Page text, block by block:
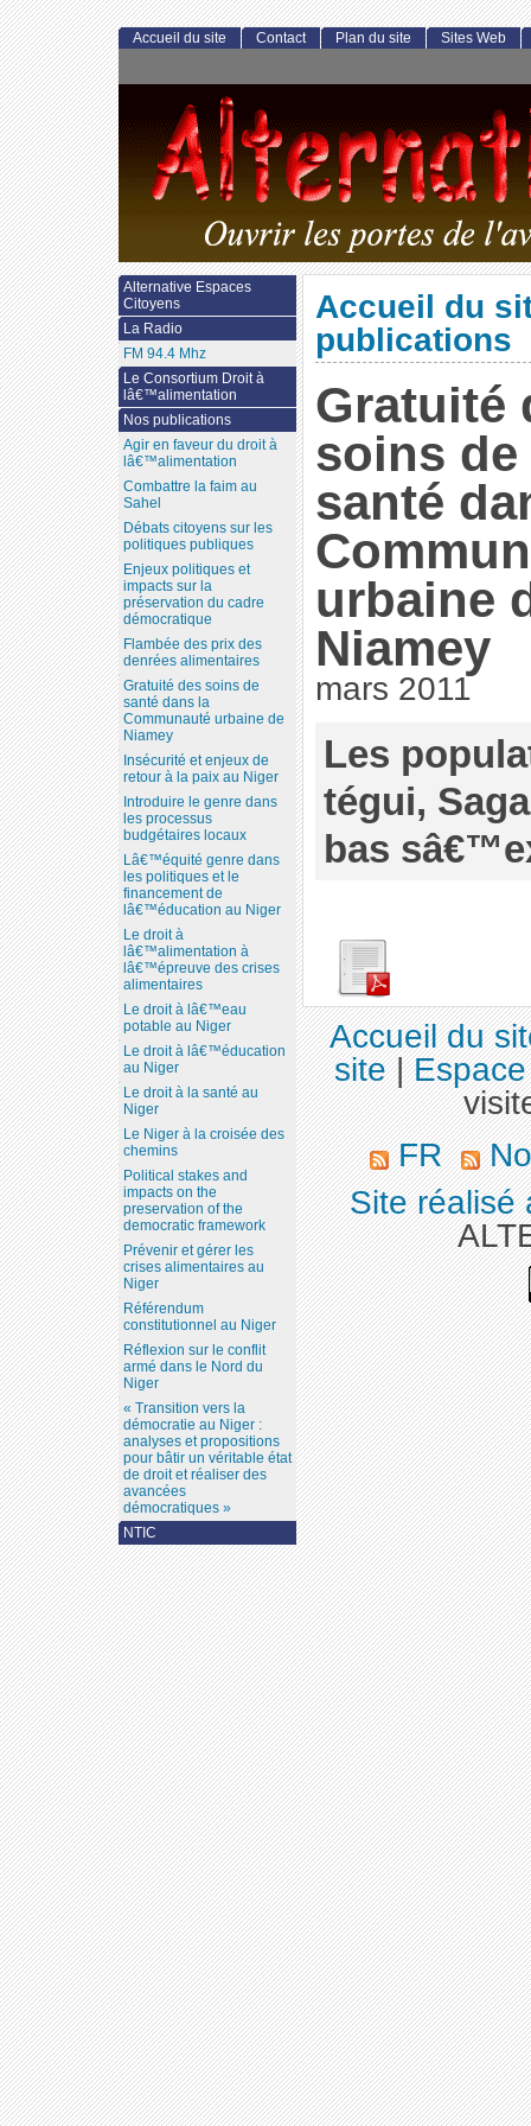
Accueil du
publications
Gratuité
soins de
santé
urbaine
Niamey
mars 2011
Les
tégui,
bas
Accueil du site Contact Plan du site Sites Web
Alternative Espaces
Citoyens
La Radio
FM 94.4 Mhz
Le Consortium Droit à
lâ€™alimentation
Nos publications
Agir en faveur du droit à
lâ€™alimentation
Combattre la faim au
Sahel
Débats citoyens sur les
politiques publiques
Enjeux politiques et
impacts sur la
préservation du cadre
démocratique
Flambée des prix des
denrées alimentaires
Gratuité des soins de
santé dans la
Communauté urbaine de
Niamey
Insécurité et enjeux de
retour à la paix au Niger
Introduire le genre dans
les processus
budgétaires locaux
Lâ€™équité genre dans
les politiques et le
financement de
lâ€™éducation au Niger
Le droit à
lâ€™alimentation à
lâ€™épreuve des crises
alimentaires
Le droit à lâ€™eau
potable au Niger
Le droit à lâ€™éducation
au Niger
Le droit à la santé au
Niger
Le Niger à la croisée des
chemins
Political stakes and
impacts on the
preservation of the
democratic framework
Prévenir et gérer les
crises alimentaires au
Niger
Référendum
constitutionnel au Niger
Réflexion sur le conflit
armé dans le Nord du
Niger
« Transition vers la
démocratie au Niger :
analyses et propositions
pour bâtir un véritable état
de droit et réaliser des
avancées
démocratiques »
NTIC
Accueil du
site|
FR
Site réalisé